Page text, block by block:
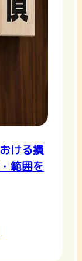
ける損
範囲を